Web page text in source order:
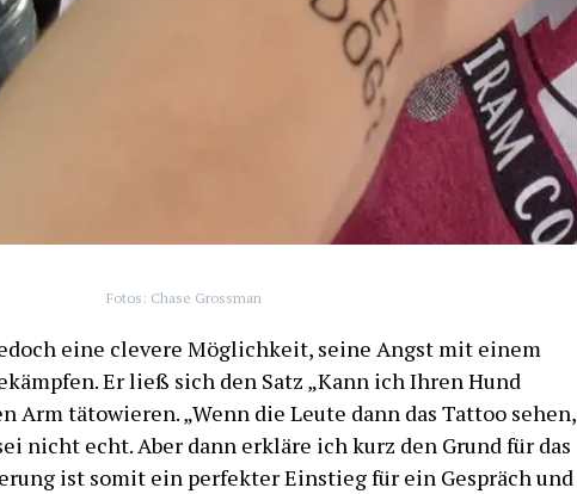
Fotos: Chase Grossman
eine clevere Möglichkeit, seine Angst mit einem
Er ließ sich den Satz „Kann ich Ihren Hund
Arm tätowieren. „Wenn die Leute dann das Tattoo sehen,
nicht echt. Aber dann erkläre ich kurz den Grund für das
ist somit ein perfekter Einstieg für ein Gespräch und